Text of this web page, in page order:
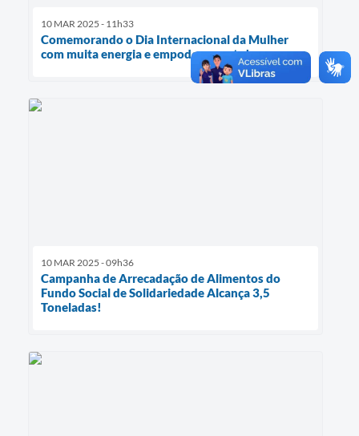
10 MAR 2025 - 11h33
Comemorando o Dia Internacional da Mulher
com muita energia e empoderamento!
10 MAR 2025 - 09h36
Campanha de Arrecadação de Alimentos do
Fundo Social de Solidariedade Alcança 3,5
Toneladas!